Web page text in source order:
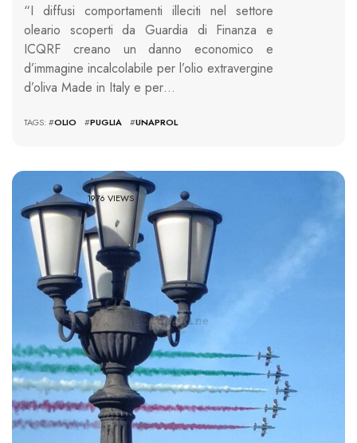
“I diffusi comportamenti illeciti nel settore
oleario scoperti da Guardia di Finanza e
ICQRF creano un danno economico e
d’immagine incalcolabile per l’olio extravergine
d’oliva Made in Italy e per…
TAGS: #OLIO #PUGLIA #UNAPROL
1976 VIEWS